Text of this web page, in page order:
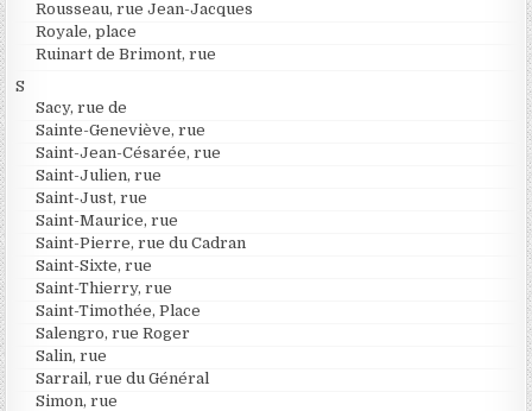
Rousseau, rue Jean-Jacques
Royale, place
Ruinart de Brimont, rue
S
Sacy, rue de
Sainte-Geneviève, rue
Saint-Jean-Césarée, rue
Saint-Julien, rue
Saint-Just, rue
Saint-Maurice, rue
Saint-Pierre, rue du Cadran
Saint-Sixte, rue
Saint-Thierry, rue
Saint-Timothée, Place
Salengro, rue Roger
Salin, rue
Sarrail, rue du Général
Simon, rue